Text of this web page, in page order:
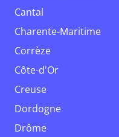
Cantal
Charente-Maritime
Corrèze
Côte-d'Or
Creuse
Dordogne
Drôme